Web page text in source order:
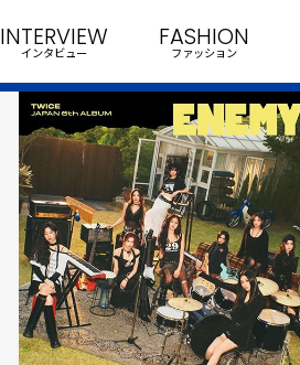
INTERVIEW
インタビュー
FASHION
ファッション